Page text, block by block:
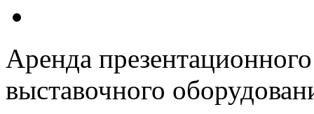
Аренда
выставочного